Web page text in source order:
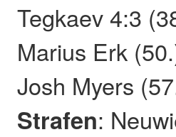
Tegkaev 4:3
Marius Erk
Josh Myers
Strafen: